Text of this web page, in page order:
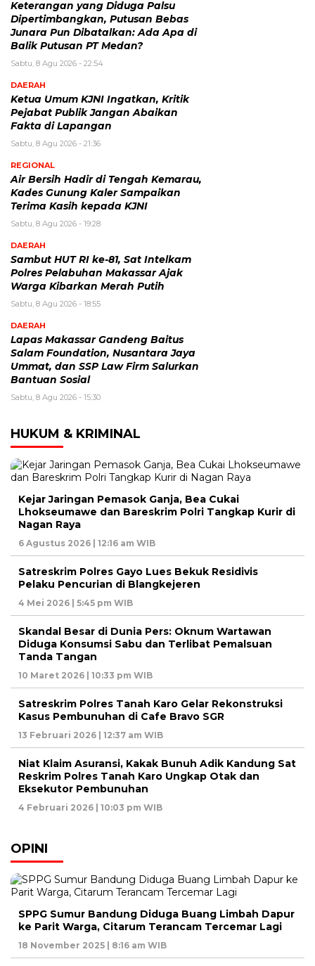
Keterangan yang Diduga Palsu
Dipertimbangkan, Putusan Bebas
Junara Pun Dibatalkan: Ada Apa di
Balik Putusan PT Medan?
Sabtu, 8 Agu 2026 - 22:54
DAERAH
Ketua Umum KJNI Ingatkan, Kritik
Pejabat Publik Jangan Abaikan
Fakta di Lapangan
Sabtu, 8 Agu 2026 - 21:36
REGIONAL
Air Bersih Hadir di Tengah Kemarau,
Kades Gunung Kaler Sampaikan
Terima Kasih kepada KJNI
Sabtu, 8 Agu 2026 - 19:28
DAERAH
Sambut HUT RI ke-81, Sat Intelkam
Polres Pelabuhan Makassar Ajak
Warga Kibarkan Merah Putih
Sabtu, 8 Agu 2026 - 18:55
DAERAH
Lapas Makassar Gandeng Baitus
Salam Foundation, Nusantara Jaya
Ummat, dan SSP Law Firm Salurkan
Bantuan Sosial
Sabtu, 8 Agu 2026 - 15:30
HUKUM & KRIMINAL
Kejar Jaringan Pemasok Ganja, Bea Cukai
Lhokseumawe dan Bareskrim Polri Tangkap Kurir di
Nagan Raya
6 Agustus 2026 | 12:16 am WIB
Satreskrim Polres Gayo Lues Bekuk Residivis
Pelaku Pencurian di Blangkejeren
4 Mei 2026 | 5:45 pm WIB
Skandal Besar di Dunia Pers: Oknum Wartawan
Diduga Konsumsi Sabu dan Terlibat Pemalsuan
Tanda Tangan
10 Maret 2026 | 10:33 pm WIB
Satreskrim Polres Tanah Karo Gelar Rekonstruksi
Kasus Pembunuhan di Cafe Bravo SGR
13 Februari 2026 | 12:37 am WIB
Niat Klaim Asuransi, Kakak Bunuh Adik Kandung Sat
Reskrim Polres Tanah Karo Ungkap Otak dan
Eksekutor Pembunuhan
4 Februari 2026 | 10:03 pm WIB
OPINI
SPPG Sumur Bandung Diduga Buang Limbah Dapur
ke Parit Warga, Citarum Terancam Tercemar Lagi
18 November 2025 | 8:16 am WIB